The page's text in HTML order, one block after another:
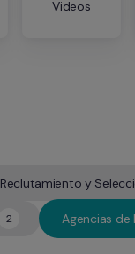
Videos
Reclutamiento y 7
2 Agencias de1